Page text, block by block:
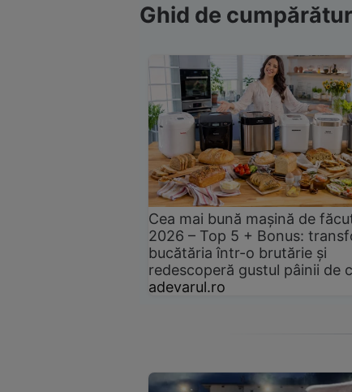
Ghid de
Cea mai bună mașină de
2026 – Top 5 + Bonus:
bucătăria într-o brutărie și
redescoperă gustul pâinii de
adevarul.ro